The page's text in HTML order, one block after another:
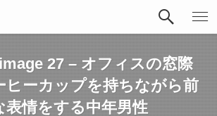
27 – オフィスの窓際
ヒーカップを持ちながら前
表情をする中年男性